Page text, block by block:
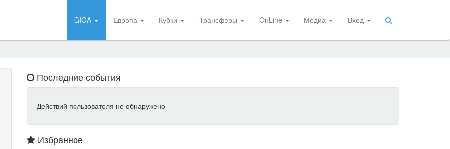
GIGA Европа Кубки Трансферы OnLine Медиа Вход
Последние события
Действий пользователя не обнаружено
Избранное